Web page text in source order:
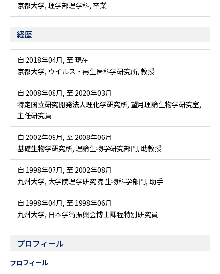
京都大学, 理学部理学科, 卒業
経歴
自 2018年04月, 至 現在
京都大学, ウイルス・再生医科学研究所, 教授
自 2008年08月, 至 2020年03月
特定国立研究開発法人理化学研究所, 望月理論生物学研究室,
主任研究員
自 2002年09月, 至 2008年06月
基礎生物学研究所, 理論生物学研究部門, 助教授
自 1998年07月, 至 2002年08月
九州大学, 大学院理学研究院 生物科学部門, 助手
自 1998年04月, 至 1998年06月
九州大学, 日本学術振興会博士課程特別研究員
プロフィール
プロフィール